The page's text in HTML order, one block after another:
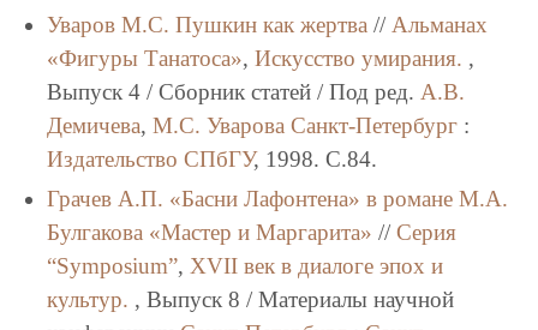
Уваров М.С. Пушкин как жертва // Альманах
«Фигуры Танатоса», Искусство умирания. ,
Выпуск 4 / Сборник статей / Под ред. А.В.
Демичева, М.С. Уварова Санкт-Петербург:
Издательство СПбГУ, 1998. C.84.
Грачев А.П. «Басни Лафонтена» в романе М.А.
Булгакова «Мастер и Маргарита» // Серия
“Symposium”, XVII век в диалоге эпох и
культур. , Выпуск 8 / Материалы научной